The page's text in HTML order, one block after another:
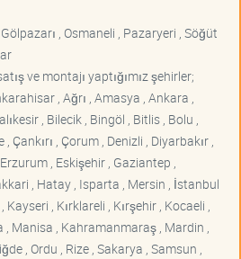
, Osmaneli , Pazaryeri , Söğüt
ve montajı yaptığımız şehirler;
, Ağrı , Amasya , Ankara ,
, Bilecik , Bingöl , Bitlis , Bolu ,
Çankırı , Çorum , Denizli , Diyarbakır ,
, Eskişehir , Gaziantep ,
, Hatay , Isparta , Mersin , İstanbul
, Kırklareli , Kırşehir , Kocaeli ,
Manisa , Kahramanmaraş , Mardin ,
, Ordu , Rize , Sakarya , Samsun ,